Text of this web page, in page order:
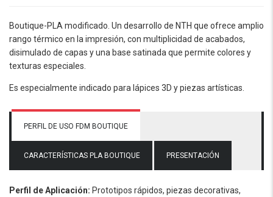
Boutique-PLA modificado. Un desarrollo de NTH que ofrece amplio
rango térmico en la impresión, con multiplicidad de acabados,
disimulado de capas y una base satinada que permite colores y
texturas especiales.
Es especialmente indicado para lápices 3D y piezas artísticas.
PERFIL DE USO FDM BOUTIQUE
CARACTERÍSTICAS PLA BOUTIQUE PRESENTACIÓN
Perfil de Aplicación: Prototipos rápidos, piezas decorativas,